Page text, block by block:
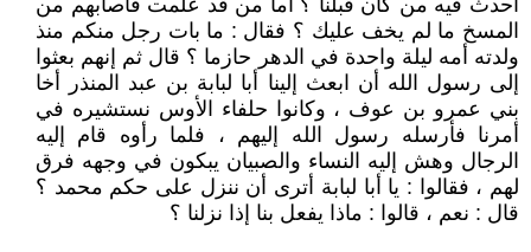
أحدث فيه من كان قبلنا ؟ أما من قد علمت فأصابهم من
المسخ ما لم يخف عليك ؟ فقال : ما بات رجل منكم منذ
ولدته أمه ليلة واحدة في الدهر حازما ؟ قال ثم إنهم بعثوا
إلى رسول الله أن ابعث إلينا أبا لبابة بن عبد المنذر أخا
بني عمرو بن عوف ، وكانوا حلفاء الأوس نستشيره في
أمرنا فأرسله رسول الله إليهم ، فلما رأوه قام إليه
الرجال وهش إليه النساء والصبيان يبكون في وجهه فرق
لهم ، فقالوا : يا أبا لبابة أترى أن ننزل على حكم محمد ؟
قال : نعم ، قالوا : ماذا يفعل بنا إذا نزلنا ؟